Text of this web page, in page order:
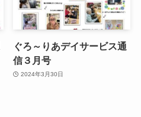
ぐろ～りあデイサービス通
信３月号
2024年3月30日